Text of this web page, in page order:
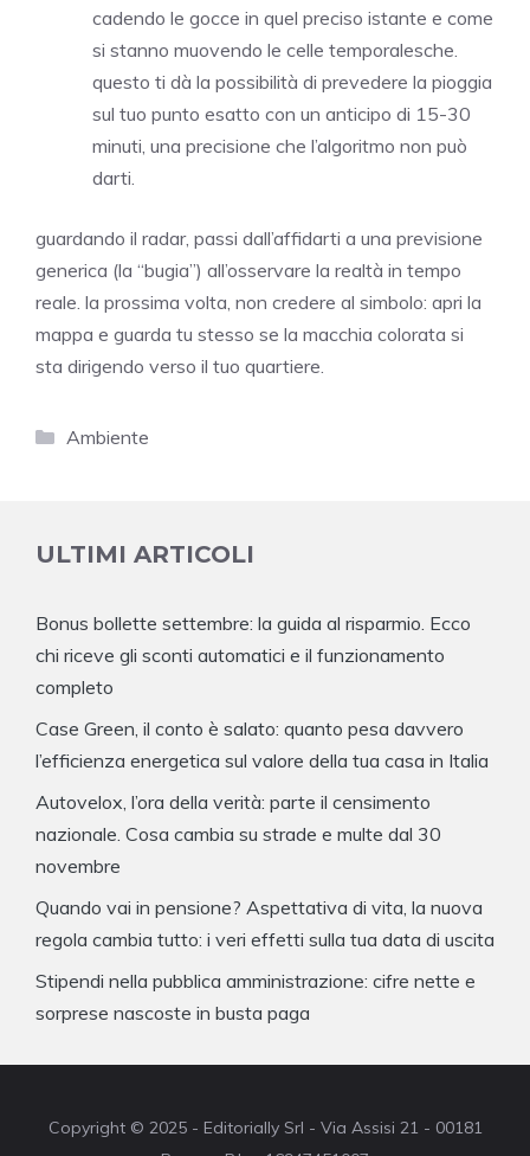
cadendo le gocce in quel preciso istante e come
si stanno muovendo le celle temporalesche.
questo ti dà la possibilità di prevedere la pioggia
sul tuo punto esatto con un anticipo di 15-30
minuti, una precisione che l’algoritmo non può
darti.
guardando il radar, passi dall’affidarti a una previsione
generica (la “bugia”) all’osservare la realtà in tempo
reale. la prossima volta, non credere al simbolo: apri la
mappa e guarda tu stesso se la macchia colorata si
sta dirigendo verso il tuo quartiere.
Categorie
Ambiente
ULTIMI ARTICOLI
Bonus bollette settembre: la guida al risparmio. Ecco
chi riceve gli sconti automatici e il funzionamento
completo
Case Green, il conto è salato: quanto pesa davvero
l’efficienza energetica sul valore della tua casa in Italia
Autovelox, l’ora della verità: parte il censimento
nazionale. Cosa cambia su strade e multe dal 30
novembre
Quando vai in pensione? Aspettativa di vita, la nuova
regola cambia tutto: i veri effetti sulla tua data di uscita
Stipendi nella pubblica amministrazione: cifre nette e
sorprese nascoste in busta paga
Copyright © 2025 - Editorially Srl - Via Assisi 21 - 00181